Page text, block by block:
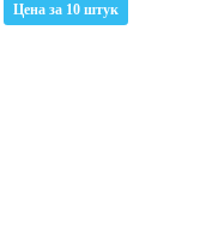
Цена за 10 штук